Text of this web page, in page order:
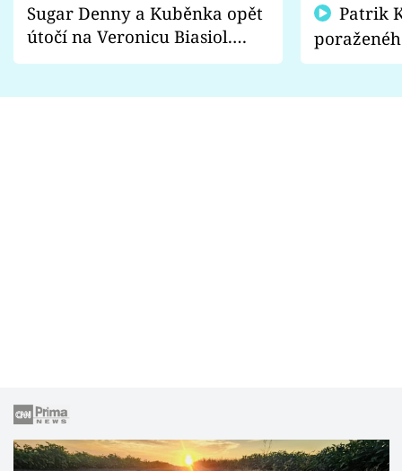
Sugar Denny a Kuběnka opět
útočí na Veronicu Biasiol.
Proč je podle nich falešná a
fanoušci